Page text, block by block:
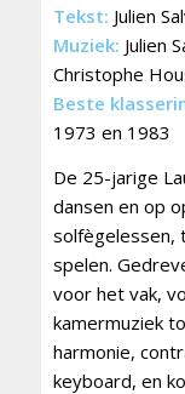
Tekst: Julien
Muziek: Julien
Christophe
Beste
1973 en 1983
De 25-jarige
dansen en op
solfègelessen,
spelen.
voor het vak,
kamermuziek
harmonie,
keyboard, en